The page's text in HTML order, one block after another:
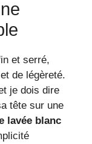
et serré,
de légèreté.
je dois dire
tête sur une
lavée blanc